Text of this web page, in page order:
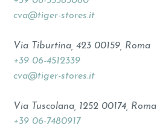
cva@tiger-stores.it
Via Tiburtina, 423 00159, Roma
+39 06-4512339
cva@tiger-stores.it
Via Tuscolana, 1252 00174, Roma
+39 06-7480917